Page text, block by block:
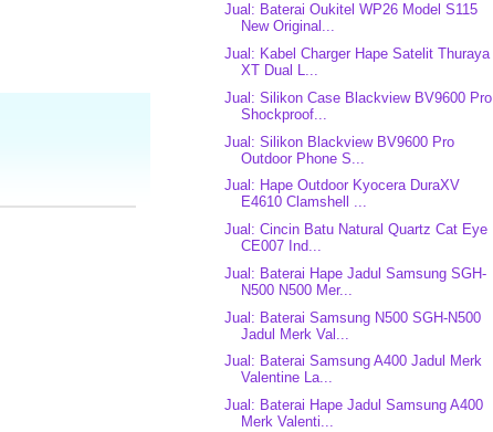
Jual: Baterai Oukitel WP26 Model S115
New Original...
Jual: Kabel Charger Hape Satelit Thuraya
XT Dual L...
Jual: Silikon Case Blackview BV9600 Pro
Shockproof...
Jual: Silikon Blackview BV9600 Pro
Outdoor Phone S...
Jual: Hape Outdoor Kyocera DuraXV
E4610 Clamshell ...
Jual: Cincin Batu Natural Quartz Cat Eye
CE007 Ind...
Jual: Baterai Hape Jadul Samsung SGH-
N500 N500 Mer...
Jual: Baterai Samsung N500 SGH-N500
Jadul Merk Val...
Jual: Baterai Samsung A400 Jadul Merk
Valentine La...
Jual: Baterai Hape Jadul Samsung A400
Merk Valenti...